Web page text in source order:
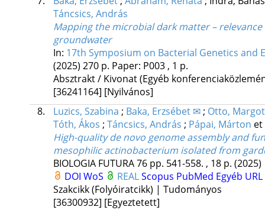
Táncsics, András
Mapping the microbial dark matter –
groundwater
In: 17th Symposium on Bacterial Genetics and
(2025) 270 p. Paper: P003 , 1 p.
Absztrakt / Kivonat (Egyéb
[36241164] [Nyilvános]
8.
Luzics, Szabina ; Baka, Erzsébet ✉ ; Otto, Margot
Tóth, Ákos ; Táncsics, András ; Pápai, Márton et
High-quality de novo genome assembly and
mesophilic actinobacterium isolated from
BIOLOGIA FUTURA76 pp. 541-558. , 18 p. (2025)
DOI WoS REALScopus PubMed Egyéb URL
Szakcikk (Folyóiratcikk) | Tudományos
[36300932] [Egyeztetett]